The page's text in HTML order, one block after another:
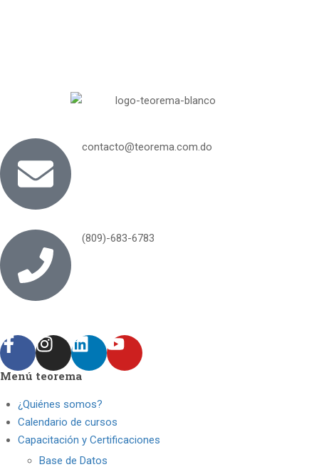
contacto@teorema.com.do
(809)-683-6783
Menú teorema
¿Quiénes somos?
Calendario de cursos
Capacitación y Certificaciones
Base de Datos